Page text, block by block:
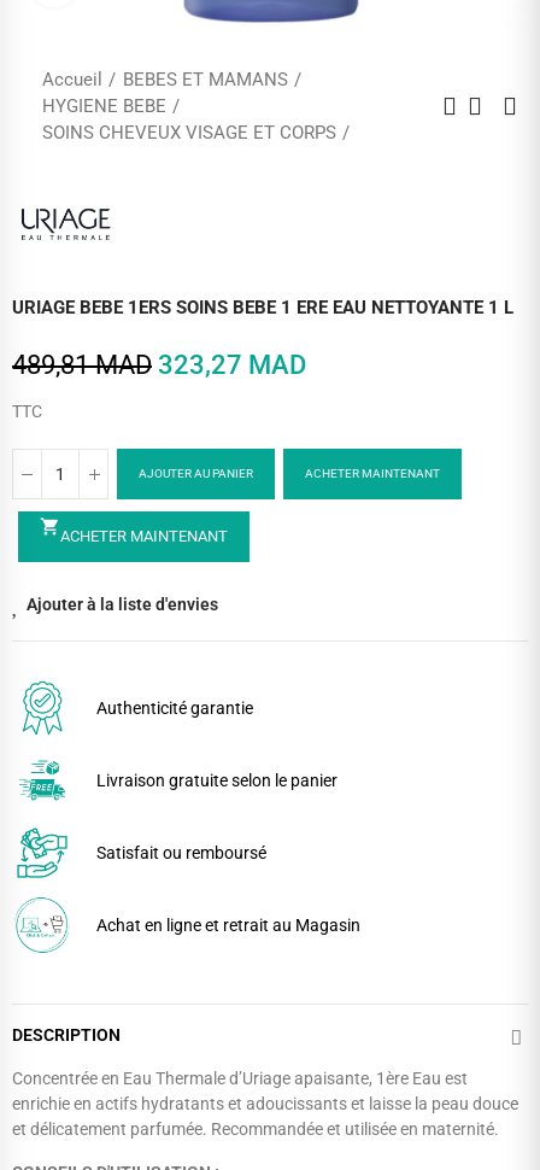
Accueil
BEBES ET MAMANS
HYGIENE BEBE
SOINS CHEVEUX VISAGE ET CORPS
URIAGE BEBE 1ERS SOINS BEBE 1 ERE EAU NETTOYANTE 1 L
489,81 MAD 323,27 MAD
TTC
AJOUTER AU PANIER ACHETER MAINTENANT
shopping_cartACHETER MAINTENANT
Ajouter à la liste d'envies
Authenticité garantie
Livraison gratuite selon le panier
Satisfait ou remboursé
Achat en ligne et retrait au Magasin
DESCRIPTION
Concentrée en Eau Thermale d’Uriage apaisante, 1ère Eau est
enrichie en actifs hydratants et adoucissants et laisse la peau douce
et délicatement parfumée. Recommandée et utilisée en maternité.